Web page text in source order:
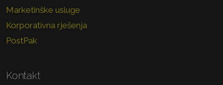
Marketinške usluge
Korporativna rješenja
PostPak
Kontakt